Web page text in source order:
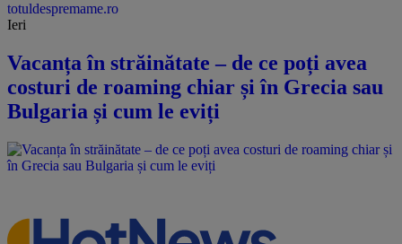
totuldespremame.ro
Ieri
Vacanța în străinătate – de ce poți avea
costuri de roaming chiar și în Grecia sau
Bulgaria și cum le eviți